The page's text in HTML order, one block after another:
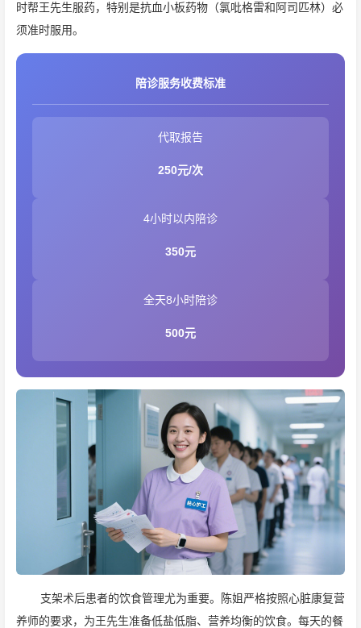
时帮王先生服药，特别是抗血小板药物（氯吡格雷和阿司匹林）必
须准时服用。
陪诊服务收费标准
代取报告
250元/次
4小时以内陪诊
350元
全天8小时陪诊
500元
支架术后患者的饮食管理尤为重要。陈姐严格按照心脏康复营
养师的要求，为王先生准备低盐低脂、营养均衡的饮食。每天的餐